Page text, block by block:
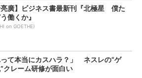
亮廣】ビジネス書最新刊『北極星 僕た
働くか』
on GOETHE)
って本当にカスハラ？」 ネスレの“ゲ
クレーム研修が面白い